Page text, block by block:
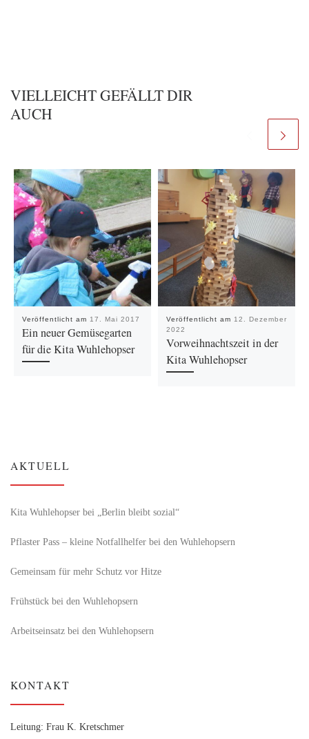
VIELLEICHT GEFÄLLT DIR
AUCH
Veröffentlicht am 17. Mai 2017
Ein neuer Gemüsegarten
für die Kita Wuhlehopser
Veröffentlicht am 12. Dezember
2022
Vorweihnachtszeit in der
Kita Wuhlehopser
AKTUELL
Kita Wuhlehopser bei „Berlin bleibt sozial“
Pflaster Pass – kleine Notfallhelfer bei den Wuhlehopsern
Gemeinsam für mehr Schutz vor Hitze
Frühstück bei den Wuhlehopsern
Arbeitseinsatz bei den Wuhlehopsern
KONTAKT
Leitung: Frau K. Kretschmer